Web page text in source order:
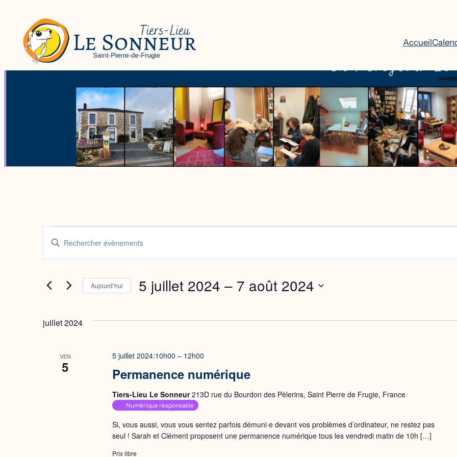
Accueil
Évènements
Recherche
et
navigation
de
vues
Évènements
Saisir
Rechercher
Évènements
mot-
Aujourd’hui 5 juillet 2024 – 7 août 2024
juillet 2024
VEN
5 Permanence numérique
5 juillet 2024:10h00 – 12h00
Tiers-Lieu Le Sonneur213D rue du Bourdon des Pèlerins, Saint Pierre de Frugie, France
Numérique responsable
Si, vous aussi, vous vous sentez parfois démuni·e devant vos problèmes d’ordinateur, ne restez pas
seul ! Sarah et Clément proposent une permanence numérique tous les vendredi matin de 10h […]
Prix libre